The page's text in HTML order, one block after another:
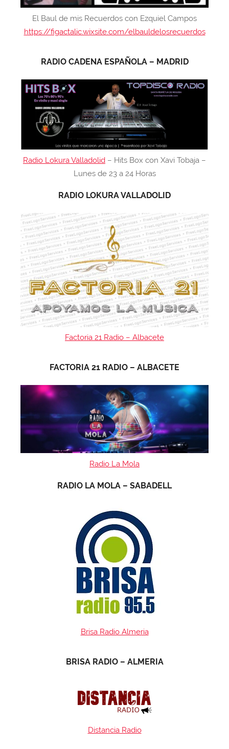
El Baul de mis Recuerdos con Ezquiel Campos
https://figactalic.wixsite.com/elbauldelosrecuerdos
RADIO CADENA ESPAÑOLA – MADRID
Radio Lokura Valladolid – Hits Box con Xavi Tobaja –
Lunes de 23 a 24 Horas
RADIO LOKURA VALLADOLID
Factoria 21 Radio – Albacete
FACTORIA 21 RADIO – ALBACETE
Radio La Mola
RADIO LA MOLA – SABADELL
Brisa Radio Almeria
BRISA RADIO – ALMERIA
Distancia Radio